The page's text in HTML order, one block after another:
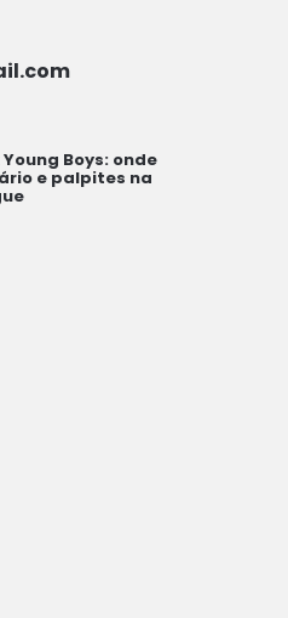
Boys: onde
e palpites na